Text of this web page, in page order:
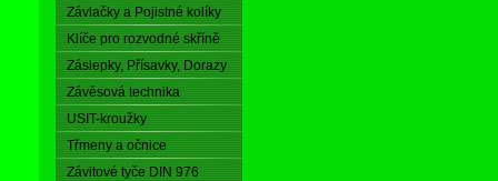
Závlačky a Pojistné kolíky
Klíče pro rozvodné skříně
Záslepky, Přísavky, Dorazy
Závěsová technika
USIT-kroužky
Třmeny a očnice
Závitové tyče DIN 976